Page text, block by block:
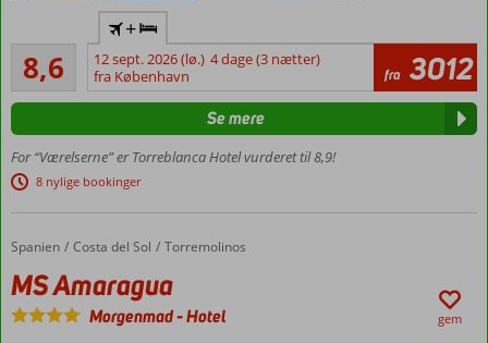
Centrum
Fuengirola
– 3,5 km
Smuk
til
stranden
toget
op
8,6
Alletiders
969
anmeldelser
+
12 sept. 2026 (lø.) 4 dage (3 nætter)
fra København
fra 3012
For “Værelserne” er Torreblanca Hotel vurderet til 8,9!
8 nylige bookinger
Se mere
Forside
Spanien Costa del Sol Torremolinos
MS Amaragua
MS Amaragua
Morgenmad-Hotel gem